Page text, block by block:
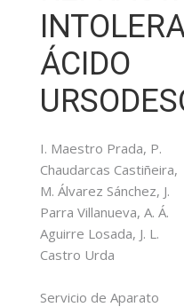
ÁCIDO
I. Maestro Prada, P.
Chaudarcas Castiñeira,
M. Álvarez Sánchez, J.
Parra Villanueva, A. Á.
Aguirre Losada, J. L.
Castro Urda
Servicio de Aparato